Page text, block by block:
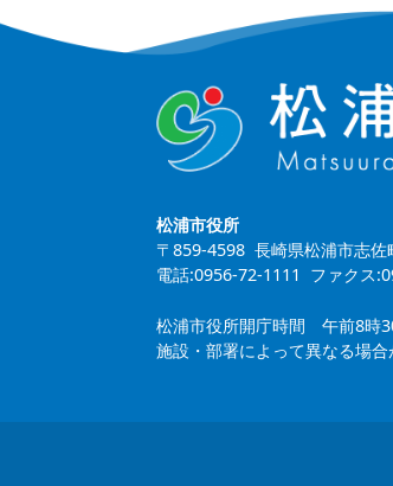
松浦市役所
〒859-4598 長崎県松浦市志佐
電話:0956-72-1111 ファクス
松浦市役所開庁時間 午前8時
施設・部署によって異なる場合